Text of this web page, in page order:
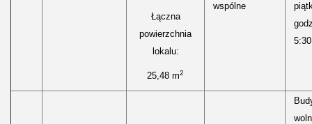
Łączna
powierzchnia
lokalu:
25,48 m2
wspólne